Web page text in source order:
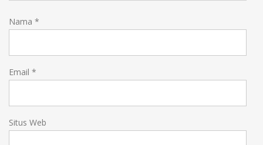
Nama *
Email *
Situs Web